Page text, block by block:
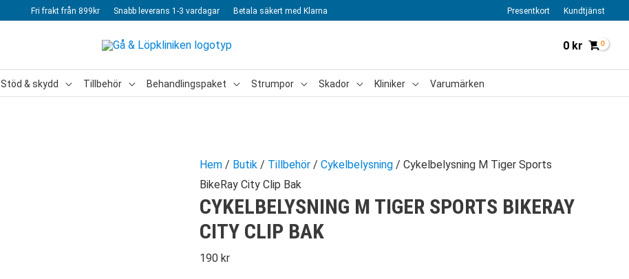
Fri frakt från 899kr Snabb leverans 1-3 vardagar Betala säkert med Klarna Presentkort Kundtjänst
0 kr
Stöd & skydd Tillbehör Behandlingspaket Strumpor Skador Kliniker Varumärken
Hem / Butik / Tillbehör / Cykelbelysning / Cykelbelysning M Tiger Sports
BikeRay City Clip Bak
CYKELBELYSNING M TIGER SPORTS BIKERAY
CITY CLIP BAK
190 kr